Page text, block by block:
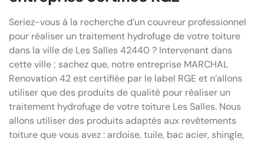
Seriez-vous à la recherche d’un couvreur professionnel
pour réaliser un traitement hydrofuge de votre toiture
dans la ville de Les Salles 42440 ? Intervenant dans
cette ville ; sachez que, notre entreprise MARCHAL
Renovation 42 est certifiée par le label RGE et n’allons
utiliser que des produits de qualité pour réaliser un
traitement hydrofuge de votre toiture Les Salles. Nous
allons utiliser des produits adaptés aux revêtements
toiture que vous avez : ardoise, tuile, bac acier, shingle,